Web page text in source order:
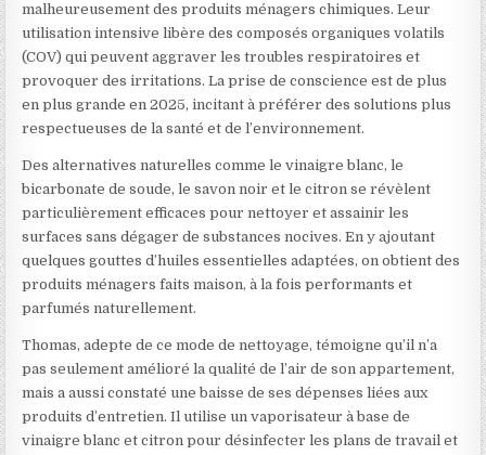
malheureusement des produits ménagers chimiques. Leur
utilisation intensive libère des composés organiques volatils
(COV) qui peuvent aggraver les troubles respiratoires et
provoquer des irritations. La prise de conscience est de plus
en plus grande en 2025, incitant à préférer des solutions plus
respectueuses de la santé et de l’environnement.
Des alternatives naturelles comme le vinaigre blanc, le
bicarbonate de soude, le savon noir et le citron se révèlent
particulièrement efficaces pour nettoyer et assainir les
surfaces sans dégager de substances nocives. En y ajoutant
quelques gouttes d’huiles essentielles adaptées, on obtient des
produits ménagers faits maison, à la fois performants et
parfumés naturellement.
Thomas, adepte de ce mode de nettoyage, témoigne qu’il n’a
pas seulement amélioré la qualité de l’air de son appartement,
mais a aussi constaté une baisse de ses dépenses liées aux
produits d’entretien. Il utilise un vaporisateur à base de
vinaigre blanc et citron pour désinfecter les plans de travail et